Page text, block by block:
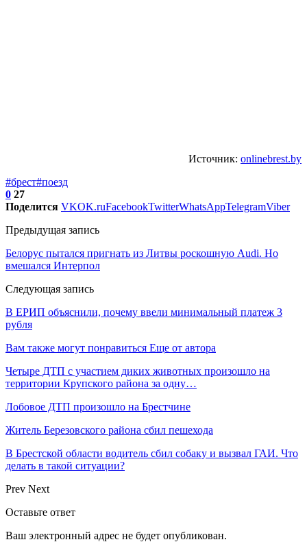
Источник: onlinebrest.by
#брест#поезд
0 27
Поделится VKOK.ruFacebookTwitterWhatsAppTelegramViber
Предыдущая запись
Белорус пытался пригнать из Литвы роскошную Audi. Но
вмешался Интерпол
Следующая запись
В ЕРИП объяснили, почему ввели минимальный платеж 3
рубля
Вам также могут понравиться Еще от автора
Четыре ДТП с участием диких животных произошло на
территории Крупского района за одну…
Лобовое ДТП произошло на Брестчине
Житель Березовского района сбил пешехода
В Брестской области водитель сбил собаку и вызвал ГАИ. Что
делать в такой ситуации?
Prev Next
Оставьте ответ
Ваш электронный адрес не будет опубликован.